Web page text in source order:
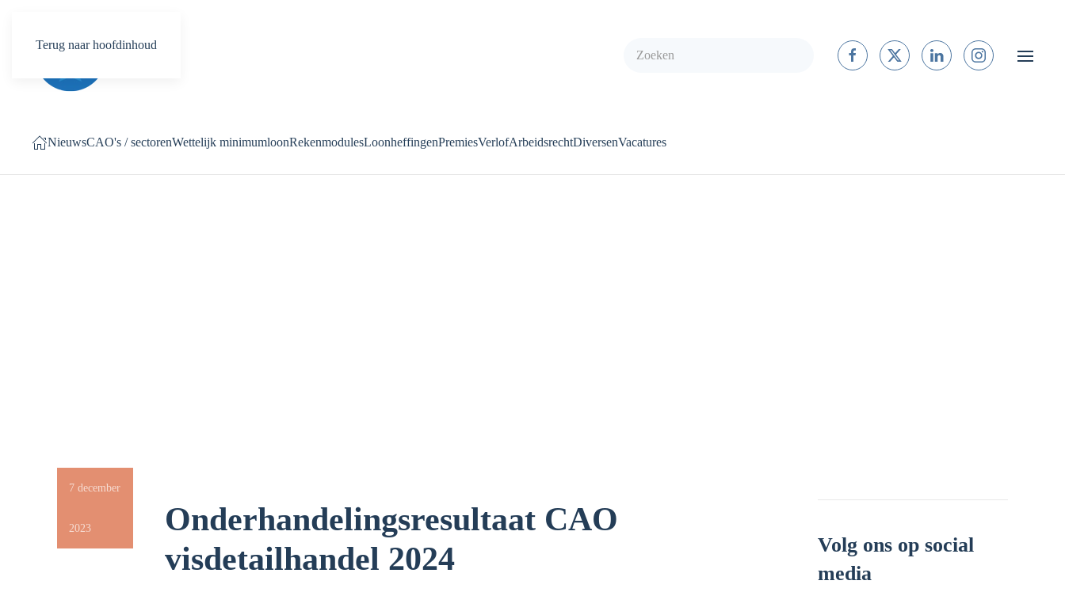
Terug naar hoofdinhoud
NieuwsCAO's / sectorenWettelijk minimumloonRekenmodulesLoonheffingenPremiesVerlofArbeidsrechtDiversenVacatures
7 december
2023
Onderhandelingsresultaat CAO
visdetailhandel 2024
Volg ons op social
media